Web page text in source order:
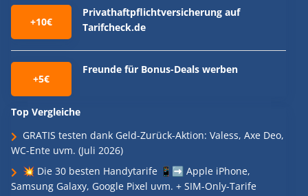
+10€
Privathaftpflichtversicherung auf
Tarifcheck.de
+5€
Freunde für Bonus-Deals werben
Top Vergleiche
GRATIS testen dank Geld-Zurück-Aktion: Valess, Axe Deo,
WC-Ente uvm. (Juli 2026)
💥 Die 30 besten Handytarife 📱➡️ Apple iPhone,
Samsung Galaxy, Google Pixel uvm. + SIM-Only-Tarife